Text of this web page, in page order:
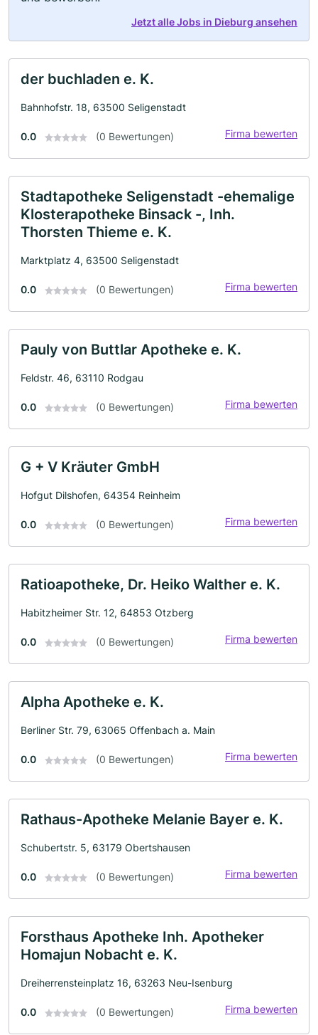
Jetzt alle Jobs in Dieburg ansehen
der buchladen e. K.
Bahnhofstr. 18, 63500 Seligenstadt
0.0 (0 Bewertungen) Firma bewerten
Stadtapotheke Seligenstadt -ehemalige
Klosterapotheke Binsack -, Inh.
Thorsten Thieme e. K.
Marktplatz 4, 63500 Seligenstadt
0.0 (0 Bewertungen) Firma bewerten
Pauly von Buttlar Apotheke e. K.
Feldstr. 46, 63110 Rodgau
0.0 (0 Bewertungen) Firma bewerten
G + V Kräuter GmbH
Hofgut Dilshofen, 64354 Reinheim
0.0 (0 Bewertungen) Firma bewerten
Ratioapotheke, Dr. Heiko Walther e. K.
Habitzheimer Str. 12, 64853 Otzberg
0.0 (0 Bewertungen) Firma bewerten
Alpha Apotheke e. K.
Berliner Str. 79, 63065 Offenbach a. Main
0.0 (0 Bewertungen) Firma bewerten
Rathaus-Apotheke Melanie Bayer e. K.
Schubertstr. 5, 63179 Obertshausen
0.0 (0 Bewertungen) Firma bewerten
Forsthaus Apotheke Inh. Apotheker
Homajun Nobacht e. K.
Dreiherrensteinplatz 16, 63263 Neu-Isenburg
0.0 (0 Bewertungen) Firma bewerten